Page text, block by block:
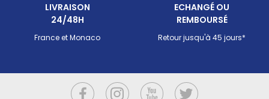
LIVRAISON
24/48H
France et Monaco
ECHANGÉ OU
REMBOURSÉ
Retour jusqu'à 45 jours*